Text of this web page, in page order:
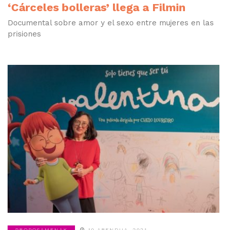
‘Cárceles bolleras’ llega a Filmin
Documental sobre amor y el sexo entre mujeres en las
prisiones